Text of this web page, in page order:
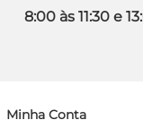
8:00 às 11:30 e
Minha Conta